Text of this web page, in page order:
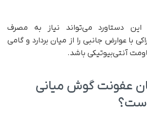
این دستاورد می‌تواند نیاز به مصرف
با عوارض جانبی را از میان بردارد و گامی
آنتی‌بیوتیکی باشد.
عفونت گوش میانی